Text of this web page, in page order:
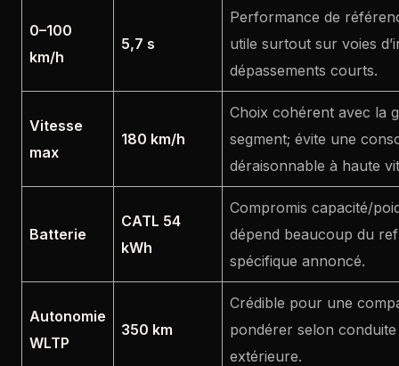
0–100
km/h
5,7 s
Performance de
utile surtout sur voies
dépassements courts.
Vitesse
max
180 km/h
Choix cohérent avec la
segment; évite une
déraisonnable à haute
Batterie
CATL 54
kWh
Compromis capacité/
dépend beaucoup du
spécifique annoncé.
Autonomie
WLTP
350 km
Crédible pour une
pondérer selon
extérieure.